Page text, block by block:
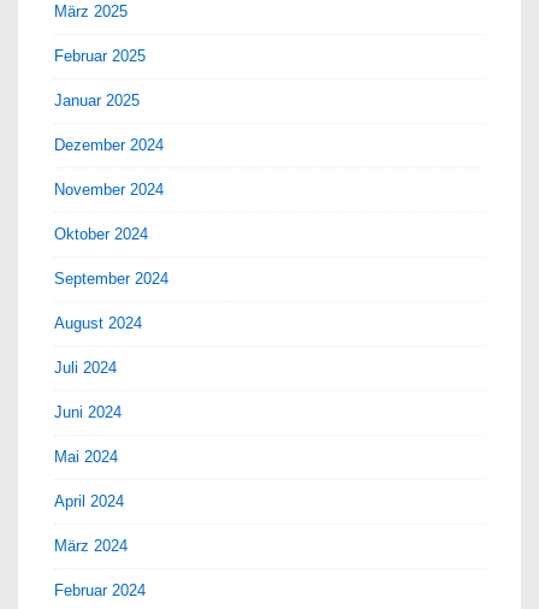
März 2025
Februar 2025
Januar 2025
Dezember 2024
November 2024
Oktober 2024
September 2024
August 2024
Juli 2024
Juni 2024
Mai 2024
April 2024
März 2024
Februar 2024